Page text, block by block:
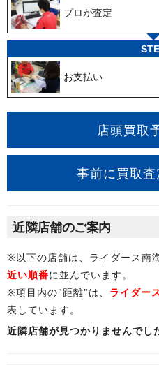
プロが査定
お支払い
店頭買取
事前に買取
近隣店舗のご案内
※以下の店舗は、ライダース南
近い順番に並んでいます。
※項目内の"距離"は、 ライダー
表しています。
近隣店舗が見つかりませんでし